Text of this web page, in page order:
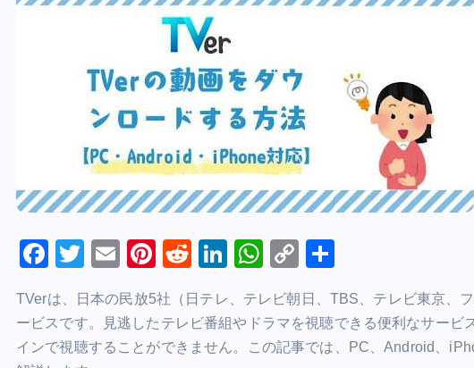
F
c
e
T
tt
er
E
ai
l
Pi
er
e
R
d
di
Li
k
e
W
at
s
C
p
y
TVerは、日本の民放5社（日テレ、テレビ朝日、TBS、テレビ東京、
ービスです。見逃したテレビ番組やドラマを視聴できる便利なサービ
インで視聴することができません。この記事では、PC、Android、